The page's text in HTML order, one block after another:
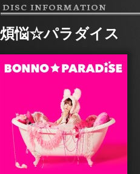
DISC INFORMATION
煩悩☆パラダイス